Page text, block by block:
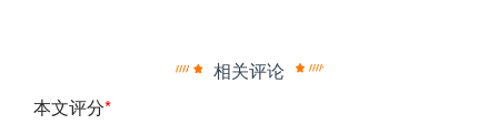
相关评论
本文评分*